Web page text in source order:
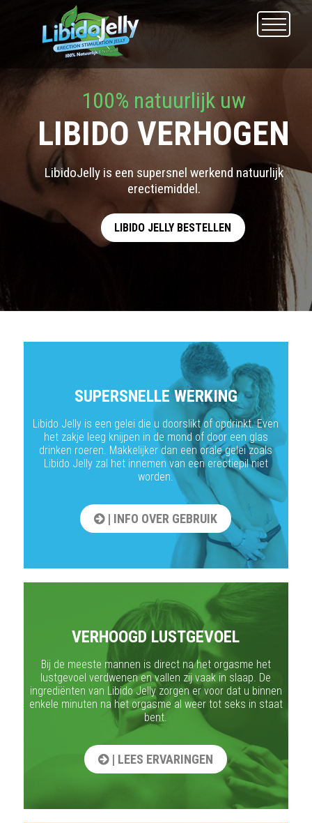
100% natuurlijk uw
LIBIDO VERHOGEN
LibidoJelly is een supersnel werkend natuurlijk
erectiemiddel.
LIBIDO JELLY BESTELLEN
SUPERSNELLE WERKING
Libido Jelly is een gelei die u doorslikt of opdrinkt. Even
het zakje leeg knijpen in de mond of door een glas
drinken roeren. Makkelijker dan een orale gelei zoals
Libido Jelly zal het innemen van een erectiepil niet
worden.
| INFO OVER GEBRUIK
VERHOOGD LUSTGEVOEL
Bij de meeste mannen is direct na het orgasme het
lustgevoel verdwenen en vallen zij vaak in slaap. De
ingrediënten van Libido Jelly zorgen er voor dat u binnen
enkele minuten na het orgasme al weer tot seks in staat
bent.
| LEES ERVARINGEN